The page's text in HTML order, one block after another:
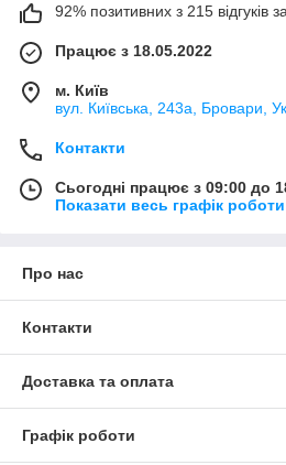
92% позитивних з 215 відгуків
Працює з 18.05.2022
м. Київ
вул. Київська, 243а, Бровари,
Контакти
Сьогодні працює з 09:00 до
Показати весь графік роботи
Про нас
Контакти
Доставка та оплата
Графік роботи